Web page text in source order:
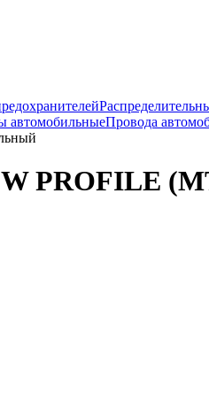
автомобильныеПровода
PROFILE